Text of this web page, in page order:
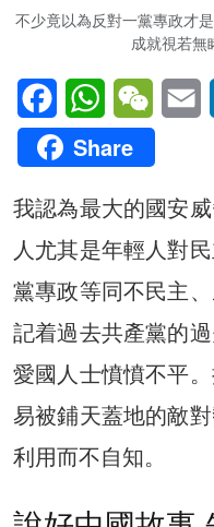
不少竟以為反對一黨專政才
成就視若無
FacebookWhatsAppWeChat
Share
我認為最大的國安
人尤其是年輕人對
黨專政等同不民主
記着過去共產黨的
愛國人士憤憤不平
易被鋪天蓋地的敵
利用而不自知。